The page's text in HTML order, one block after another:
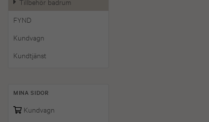
FYND
Kundvagn
Kundtjänst
MINA SIDOR
Kundvagn